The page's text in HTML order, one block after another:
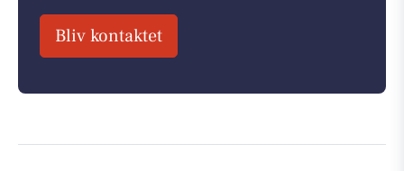
Bliv kontaktet